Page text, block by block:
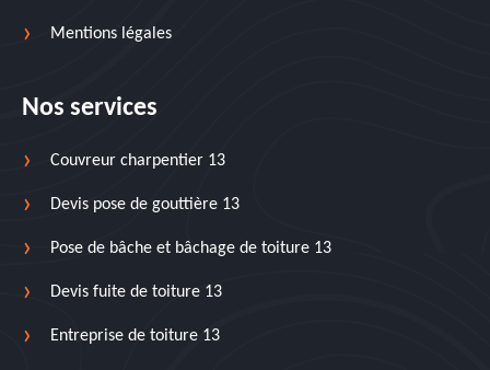
Mentions légales
Nos services
Couvreur charpentier 13
Devis pose de gouttière 13
Pose de bâche et bâchage de toiture 13
Devis fuite de toiture 13
Entreprise de toiture 13